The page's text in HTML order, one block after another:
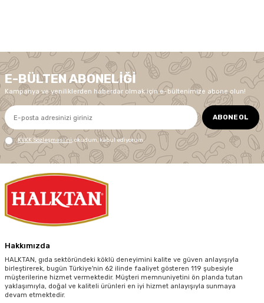
E-BÜLTEN ABONELIĞI
Kampanya ve yeniliklerden haberdar olmak için e-bültenimize abone olun!
ABONE OL
KVKK Sözleşmesi'ni , okudum, kabul ediyorum.
Hakkımızda
HALKTAN, gıda sektöründeki köklü deneyimini kalite ve güven anlayışıyla
birleştirerek, bugün Türkiye'nin 62 ilinde faaliyet gösteren 119 şubesiyle
müşterilerine hizmet vermektedir. Müşteri memnuniyetini ön planda tutan
yaklaşımıyla, doğal ve kaliteli ürünleri en iyi hizmet anlayışıyla sunmaya
devam etmektedir.